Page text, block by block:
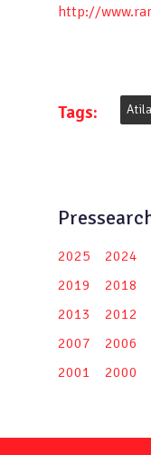
http://
Tags:
2025 2024
2019
2018
2013
2012
2007
2006
2001
2000